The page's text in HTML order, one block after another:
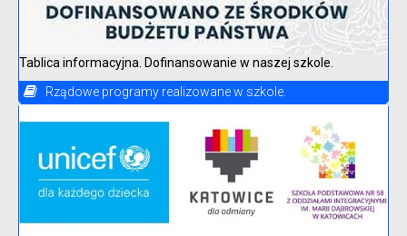
Tablica informacyjna. Dofinansowanie w naszej szkole.
Rządowe programy realizowane w szkole.